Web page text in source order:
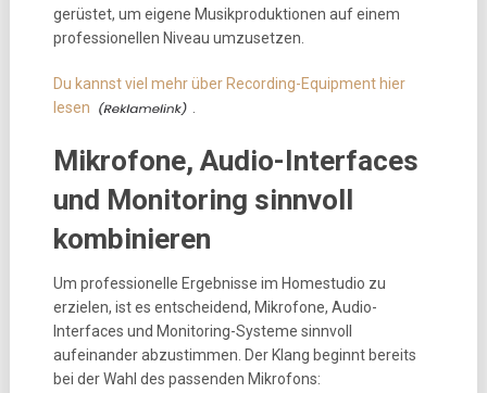
gerüstet, um eigene Musikproduktionen auf einem
professionellen Niveau umzusetzen.
Du kannst viel mehr über Recording-Equipment hier
lesen
Mikrofone, Audio-Interfaces
und Monitoring sinnvoll
kombinieren
Um professionelle Ergebnisse im Homestudio zu
erzielen, ist es entscheidend, Mikrofone, Audio-
Interfaces und Monitoring-Systeme sinnvoll
aufeinander abzustimmen. Der Klang beginnt bereits
bei der Wahl des passenden Mikrofons: